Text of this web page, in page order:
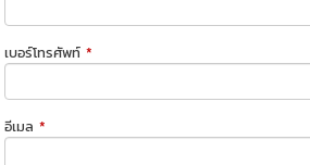
เบอร์โทรศัพท์ *
อีเมล *